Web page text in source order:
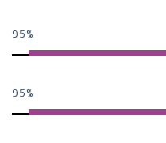
95
95